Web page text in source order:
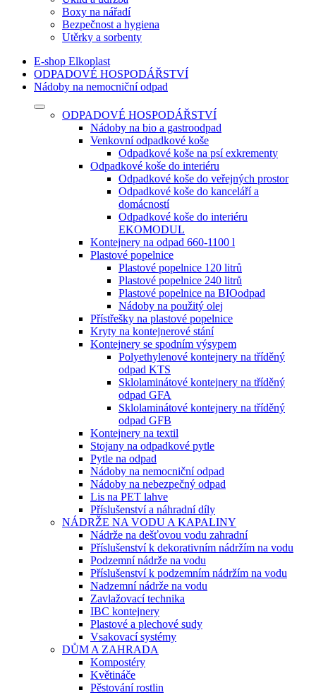
Boxy na nářadí
Bezpečnost a hygiena
Utěrky a sorbenty
E-shop Elkoplast
ODPADOVÉ HOSPODÁŘSTVÍ
Nádoby na nemocniční odpad
ODPADOVÉ HOSPODÁŘSTVÍ
Nádoby na bio a gastroodpad
Venkovní odpadkové koše
Odpadkové koše na psí exkrementy
Odpadkové koše do interiéru
Odpadkové koše do veřejných prostor
Odpadkové koše do kanceláří a
domácností
Odpadkové koše do interiéru
EKOMODUL
Kontejnery na odpad 660-1100 l
Plastové popelnice
Plastové popelnice 120 litrů
Plastové popelnice 240 litrů
Plastové popelnice na BIOodpad
Nádoby na použitý olej
Přístřešky na plastové popelnice
Kryty na kontejnerové stání
Kontejnery se spodním výsypem
Polyethylenové kontejnery na tříděný
odpad KTS
Sklolaminátové kontejnery na tříděný
odpad GFA
Sklolaminátové kontejnery na tříděný
odpad GFB
Kontejnery na textil
Stojany na odpadkové pytle
Pytle na odpad
Nádoby na nemocniční odpad
Nádoby na nebezpečný odpad
Lis na PET lahve
Příslušenství a náhradní díly
NÁDRŽE NA VODU A KAPALINY
Nádrže na dešťovou vodu zahradní
Příslušenství k dekorativním nádržím na vodu
Podzemní nádrže na vodu
Příslušenství k podzemním nádržím na vodu
Nadzemní nádrže na vodu
Zavlažovací technika
IBC kontejnery
Plastové a plechové sudy
Vsakovací systémy
DŮM A ZAHRADA
Kompostéry
Květináče
Pěstování rostlin